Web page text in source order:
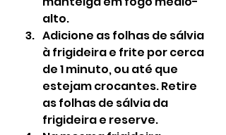
alto.
Adicione as folhas de sálvia
à frigideira e frite por cerca
de 1 minuto, ou até que
estejam crocantes. Retire
as folhas de sálvia da
frigideira e reserve.